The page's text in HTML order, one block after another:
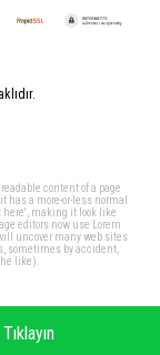
content of a page
a more-or-less normal
here', making it look like
editors now use Lorem
uncover many web sites
sometimes by accident,
like).